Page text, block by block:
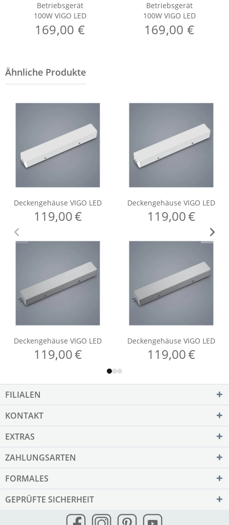
Betriebsgerät
100W VIGO LED
169,00 €
Betriebsgerät
100W VIGO LED
169,00 €
FILIALEN
KONTAKT
EXTRAS
ZAHLUNGSARTEN
FORMALES
GEPRÜFTE SICHERHEIT